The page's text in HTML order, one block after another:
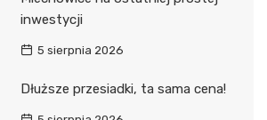
inwestycji
5 sierpnia 2026
Dłuższe przesiadki, ta sama cena!